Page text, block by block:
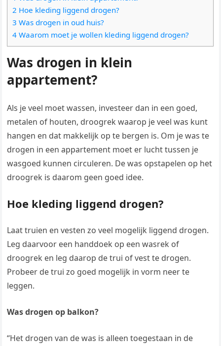
2 Hoe kleding liggend drogen?
3 Was drogen in oud huis?
4 Waarom moet je wollen kleding liggend drogen?
Was drogen in klein
appartement?
Als je veel moet wassen, investeer dan in een goed,
metalen of houten, droogrek waarop je veel was kunt
hangen en dat makkelijk op te bergen is. Om je was te
drogen in een appartement moet er lucht tussen je
wasgoed kunnen circuleren. De was opstapelen op het
droogrek is daarom geen goed idee.
Hoe kleding liggend drogen?
Laat truien en vesten zo veel mogelijk liggend drogen.
Leg daarvoor een handdoek op een wasrek of
droogrek en leg daarop de trui of vest te drogen.
Probeer de trui zo goed mogelijk in vorm neer te
leggen.
Was drogen op balkon?
“Het drogen van de was is alleen toegestaan ​​in de